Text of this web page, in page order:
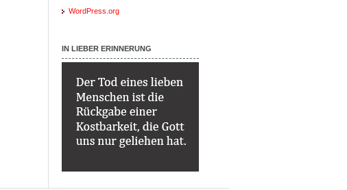
WordPress.org
IN LIEBER ERINNERUNG